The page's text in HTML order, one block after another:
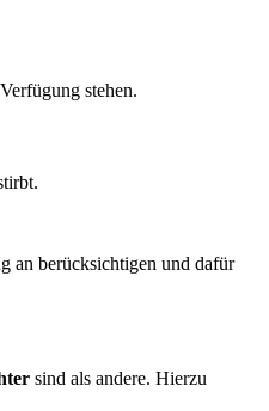
stehen.
an berücksichtigen und dafür
sind als andere. Hierzu